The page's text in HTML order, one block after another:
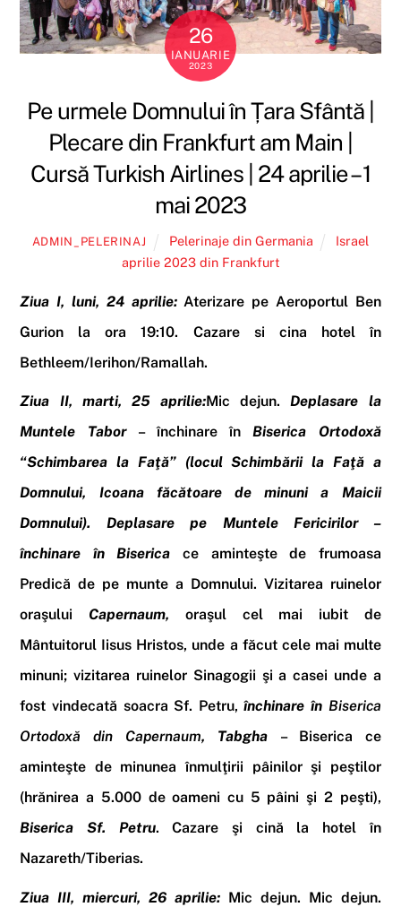
26
IANUARIE
2023
Pe urmele Domnului în Țara Sfântă |
Plecare din Frankfurt am Main |
Cursă Turkish Airlines | 24 aprilie – 1
mai 2023
ADMIN_PELERINAJ Pelerinaje din Germania
Israel
aprilie 2023 din Frankfurt
Ziua I, luni, 24 aprilie: Aterizare pe Aeroportul Ben
Gurion la ora 19:10. Cazare si cina hotelîn
Bethleem/Ierihon/Ramallah.
Ziua II, marti, 25 aprilie:Mic dejun. Deplasare la
Muntele Tabor
– închinare în
Biserica Ortodoxă
“Schimbarea la Faţă”(locul Schimbării la Faţă a
Domnului, Icoana făcătoare de minuni a Maicii
Domnului). Deplasare pe Muntele Fericirilor –
închinare în Biserica
ce aminteşte de frumoasa
Predică de pe munte a Domnului. Vizitarea ruinelor
oraşului
Capernaum, oraşul cel mai iubit de
Mântuitorul Iisus Hristos, unde a făcut cele mai multe
minuni; vizitarea ruinelor Sinagogii şi a casei unde a
fost vindecată soacra Sf. Petru,închinare în Biserica
Ortodoxă din Capernaum, Tabgha
– Biserica ce
aminteşte de minunea înmulţirii pâinilor şi peştilor
(hrănirea a 5.000 de oameni cu 5 pâini şi 2 peşti),
Biserica Sf. Petru.
Cazare şi cină la hotel în
Nazareth/Tiberias.
Ziua III, miercuri, 26 aprilie: Mic dejun. Mic dejun.